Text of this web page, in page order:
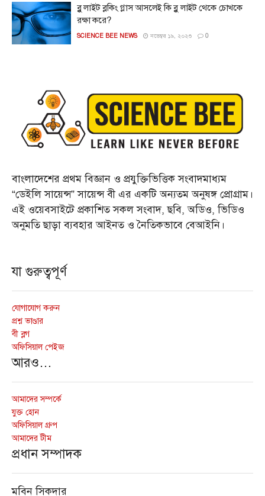
ব্লু লাইট ব্লকিং গ্লাস আসলেই কি ব্লু লাইট থেকে চোখকে
রক্ষা করে?
SCIENCE BEE NEWS নভেম্বর ১৯, ২০২৩ 0
বাংলাদেশের প্রথম বিজ্ঞান ও প্রযুক্তিভিত্তিক সংবাদমাধ্যম
“ডেইলি সায়েন্স” সায়েন্স বী এর একটি অন্যতম অনুষঙ্গ প্রোগ্রাম।
এই ওয়েবসাইটে প্রকাশিত সকল সংবাদ, ছবি, অডিও, ভিডিও
অনুমতি ছাড়া ব্যবহার আইনত ও নৈতিকভাবে বেআইনি।
যা গুরুত্বপূর্ণ
যোগাযোগ করুন
প্রশ্ন ভাণ্ডার
বী ব্লগ
অফিসিয়াল পেইজ
আরও…
আমাদের সম্পর্কে
যুক্ত হোন
অফিসিয়াল গ্রুপ
আমাদের টীম
প্রধান সম্পাদক
মবিন সিকদার